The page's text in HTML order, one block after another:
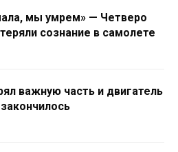
мы умрем» — Четверо
сознание в самолете
важную часть и двигатель